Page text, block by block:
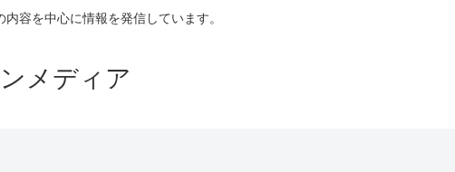
容を中心に情報を発信しています。
メディア